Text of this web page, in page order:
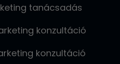
tanácsadás
konzultáció
konzultáció